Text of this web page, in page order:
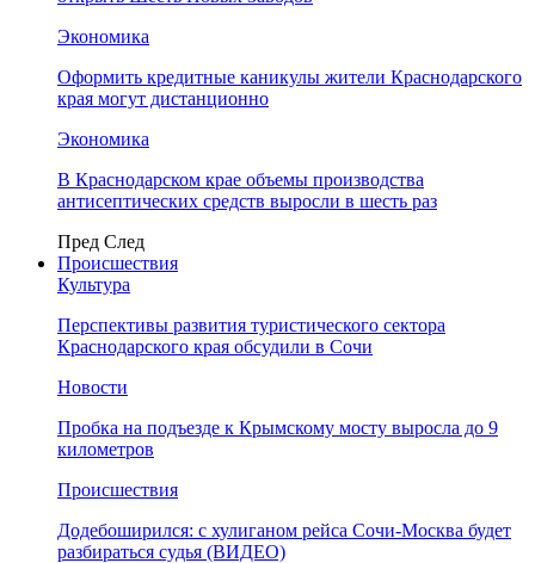
Экономика
Оформить кредитные каникулы жители Краснодарского
края могут дистанционно
Экономика
В Краснодарском крае объемы производства
антисептических средств выросли в шесть раз
Пред След
Происшествия
Культура
Перспективы развития туристического сектора
Краснодарского края обсудили в Сочи
Новости
Пробка на подъезде к Крымскому мосту выросла до 9
километров
Происшествия
Додебоширился: с хулиганом рейса Сочи-Москва будет
разбираться судья (ВИДЕО)